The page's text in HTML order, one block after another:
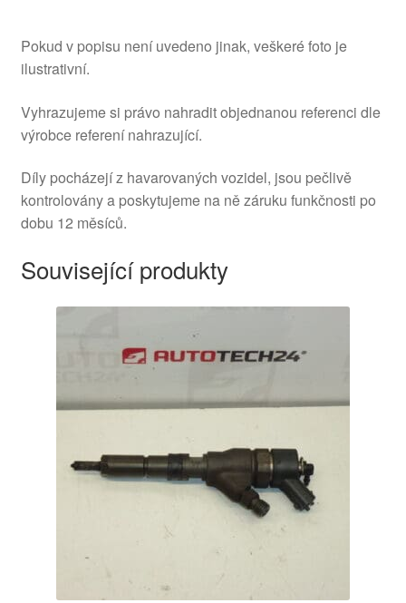
Pokud v popisu není uvedeno jinak, veškeré foto je
ilustrativní.
Vyhrazujeme si právo nahradit objednanou referenci dle
výrobce referení nahrazující.
Díly pocházejí z havarovaných vozidel, jsou pečlivě
kontrolovány a poskytujeme na ně záruku funkčnosti po
dobu 12 měsíců.
Související produkty